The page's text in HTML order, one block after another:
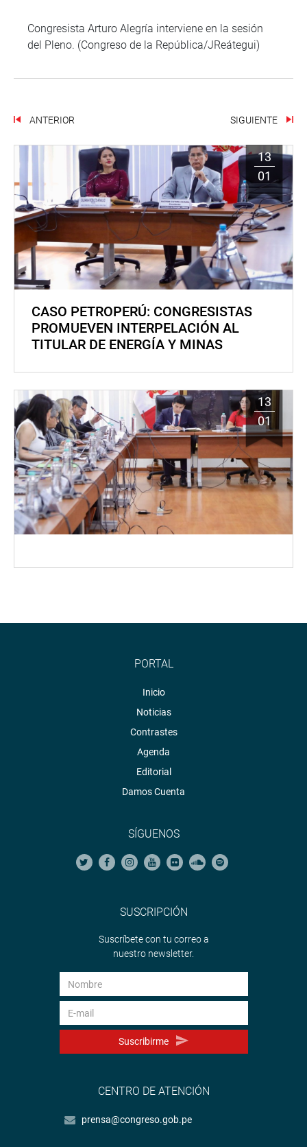
Congresista Arturo Alegría interviene en la sesión
del Pleno. (Congreso de la República/JReátegui)
ANTERIOR SIGUIENTE
13
01
CASO PETROPERÚ: CONGRESISTAS
PROMUEVEN INTERPELACIÓN AL
TITULAR DE ENERGÍA Y MINAS
13
01
PORTAL
Inicio
Noticias
Contrastes
Agenda
Editorial
Damos Cuenta
SÍGUENOS
SUSCRIPCIÓN
Suscríbete con tu correo a
nuestro newsletter.
Suscribirme
CENTRO DE ATENCIÓN
prensa@congreso.gob.pe